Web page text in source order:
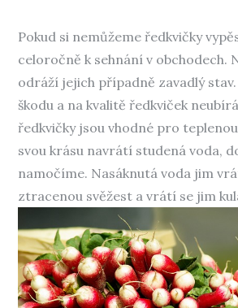
Pokud si nemůžeme ředkvičky
celoročně k sehnání v obchodech.
odráží jejich případně zavadlý
škodu a na kvalitě ředkviček
ředkvičky jsou vhodné pro
svou krásu navrátí studená voda,
namočíme. Nasáknutá voda jim
ztracenou svěžest a vrátí se jim